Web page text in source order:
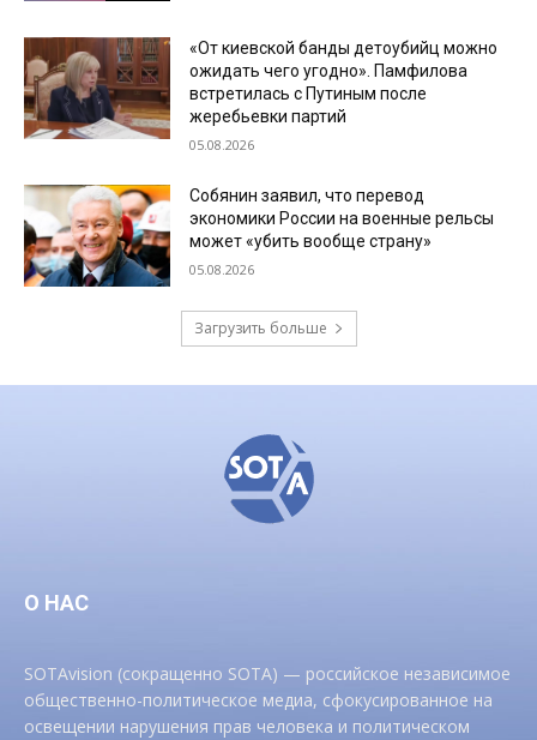
«От киевской банды детоубийц можно
ожидать чего угодно». Памфилова
встретилась с Путиным после
жеребьевки партий
05.08.2026
Собянин заявил, что перевод
экономики России на военные рельсы
может «убить вообще страну»
05.08.2026
Загрузить больше
О НАС
SOTAvision (сокращенно SOTA) — российское независимое
общественно-политическое медиа, сфокусированное на
освещении нарушения прав человека и политическом